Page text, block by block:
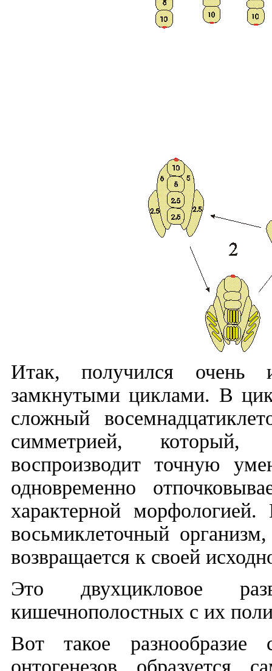
Итак, получился очень
замкнутыми циклами. В
сложный
симметрией, который,
воспроизводит точную
одновременно
характерной
восьмиклеточный
возвращается к своей
Это двухцикловое
кишечнополостных с их
Вот такое